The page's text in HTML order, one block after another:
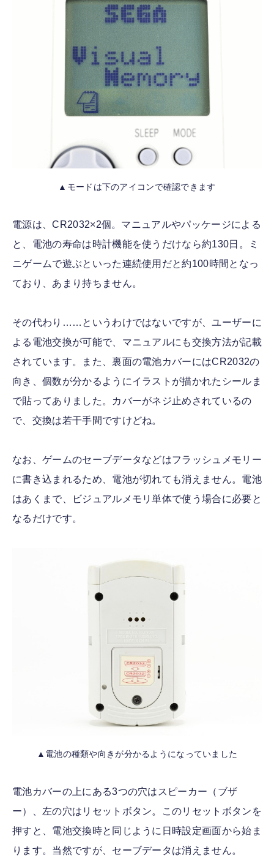
▲モードは下のアイコンで確認できます
電源は、CR2032×2個。マニュアルやパッケージによる
と、電池の寿命は時計機能を使うだけなら約130日。ミ
ニゲームで遊ぶといった連続使用だと約100時間となっ
ており、あまり持ちません。
その代わり……というわけではないですが、ユーザーに
よる電池交換が可能で、マニュアルにも交換方法が記載
されています。また、裏面の電池カバーにはCR2032の
向き、個数が分かるようにイラストが描かれたシールま
で貼ってありました。カバーがネジ止めされているの
で、交換は若干手間ですけどね。
なお、ゲームのセーブデータなどはフラッシュメモリー
に書き込まれるため、電池が切れても消えません。電池
はあくまで、ビジュアルメモリ単体で使う場合に必要と
なるだけです。
▲電池の種類や向きが分かるようになっていました
電池カバーの上にある3つの穴はスピーカー（ブザ
ー）、左の穴はリセットボタン。このリセットボタンを
押すと、電池交換時と同じように日時設定画面から始ま
ります。当然ですが、セーブデータは消えません。